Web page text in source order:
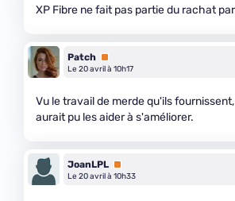
XP Fibre ne fait pas partie du rachat
Patch Premium
Le 20 avril à 10h17
Vu le travail de merde qu'ils
aurait pu les aider à s'améliorer.
JoanLPL Premium
Le 20 avril à 10h33